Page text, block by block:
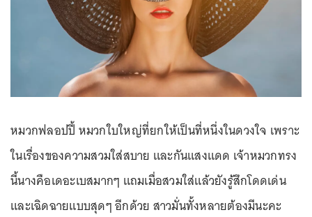
หมวกฟลอปปี้ หมวกใบใหญ่ที่ยกให้เป็นที่หนึ่งในดวงใจ เพราะ
ในเรื่องของความสวมใส่สบาย และกันแสงแดด เจ้าหมวกทรง
นี้นางคือเดอะเบสมากๆ แถมเมื่อสวมใส่แล้วยังรู้สึกโดดเด่น
และเฉิดฉายแบบสุดๆ อีกด้วย สาวมั่นทั้งหลายต้องมีนะคะ